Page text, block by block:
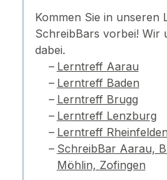
Kommen Sie in unseren
SchreibBars vorbei! Wir
dabei.
Lerntreff Aarau
Lerntreff Baden
Lerntreff Brugg
Lerntreff Lenzburg
Lerntreff Rheinfelden
SchreibBar Aarau,
Möhlin, Zofingen